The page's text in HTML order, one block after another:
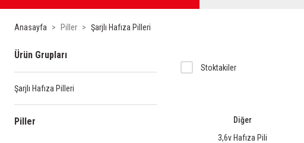
Anasayfa Piller Şarjlı Hafıza Pilleri
Ürün Grupları
Şarjlı Hafıza Pilleri
Piller
Stoktakiler
Diğer
3,6v Hafıza Pili